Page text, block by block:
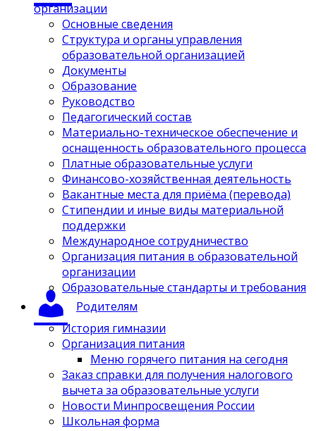
организации
Основные сведения
Структура и органы управления
образовательной организацией
Документы
Образование
Руководство
Педагогический состав
Материально-техническое обеспечение и
оснащенность образовательного процесса
Платные образовательные услуги
Финансово-хозяйственная деятельность
Вакантные места для приёма (перевода)
Стипендии и иные виды материальной
поддержки
Международное сотрудничество
Организация питания в образовательной
организации
Образовательные стандарты и требования
Родителям
История гимназии
Организация питания
Меню горячего питания на сегодня
Заказ справки для получения налогового
вычета за образовательные услуги
Новости Минпросвещения России
Школьная форма